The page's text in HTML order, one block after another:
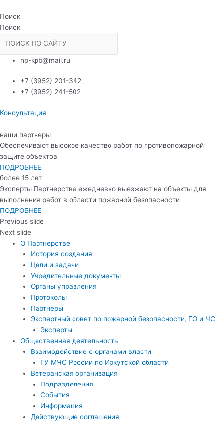
к
содержимому
Поиск
Поиск
np-kpb@mail.ru
+7 (3952) 201-342
+7 (3952) 241-502
Консультация
наши партнеры
Обеспечивают высокое качество работ по противопожарной
защите объектов
ПОДРОБНЕЕ
более 15 лет
Эксперты Партнерства ежедневно выезжают на объекты для
выполнения работ в области пожарной безопасности
ПОДРОБНЕЕ
Previous slide
Next slide
О Партнерстве
История создания
Цели и задачи
Учредительные документы
Органы управления
Протоколы
Партнеры
Экспертный совет по пожарной безопасности, ГО и ЧС
Эксперты
Общественная деятельность
Взаимодействие с органами власти
ГУ МЧС России по Иркутской области
Ветеранская организация
Подразделения
События
Информация
Действующие соглашения